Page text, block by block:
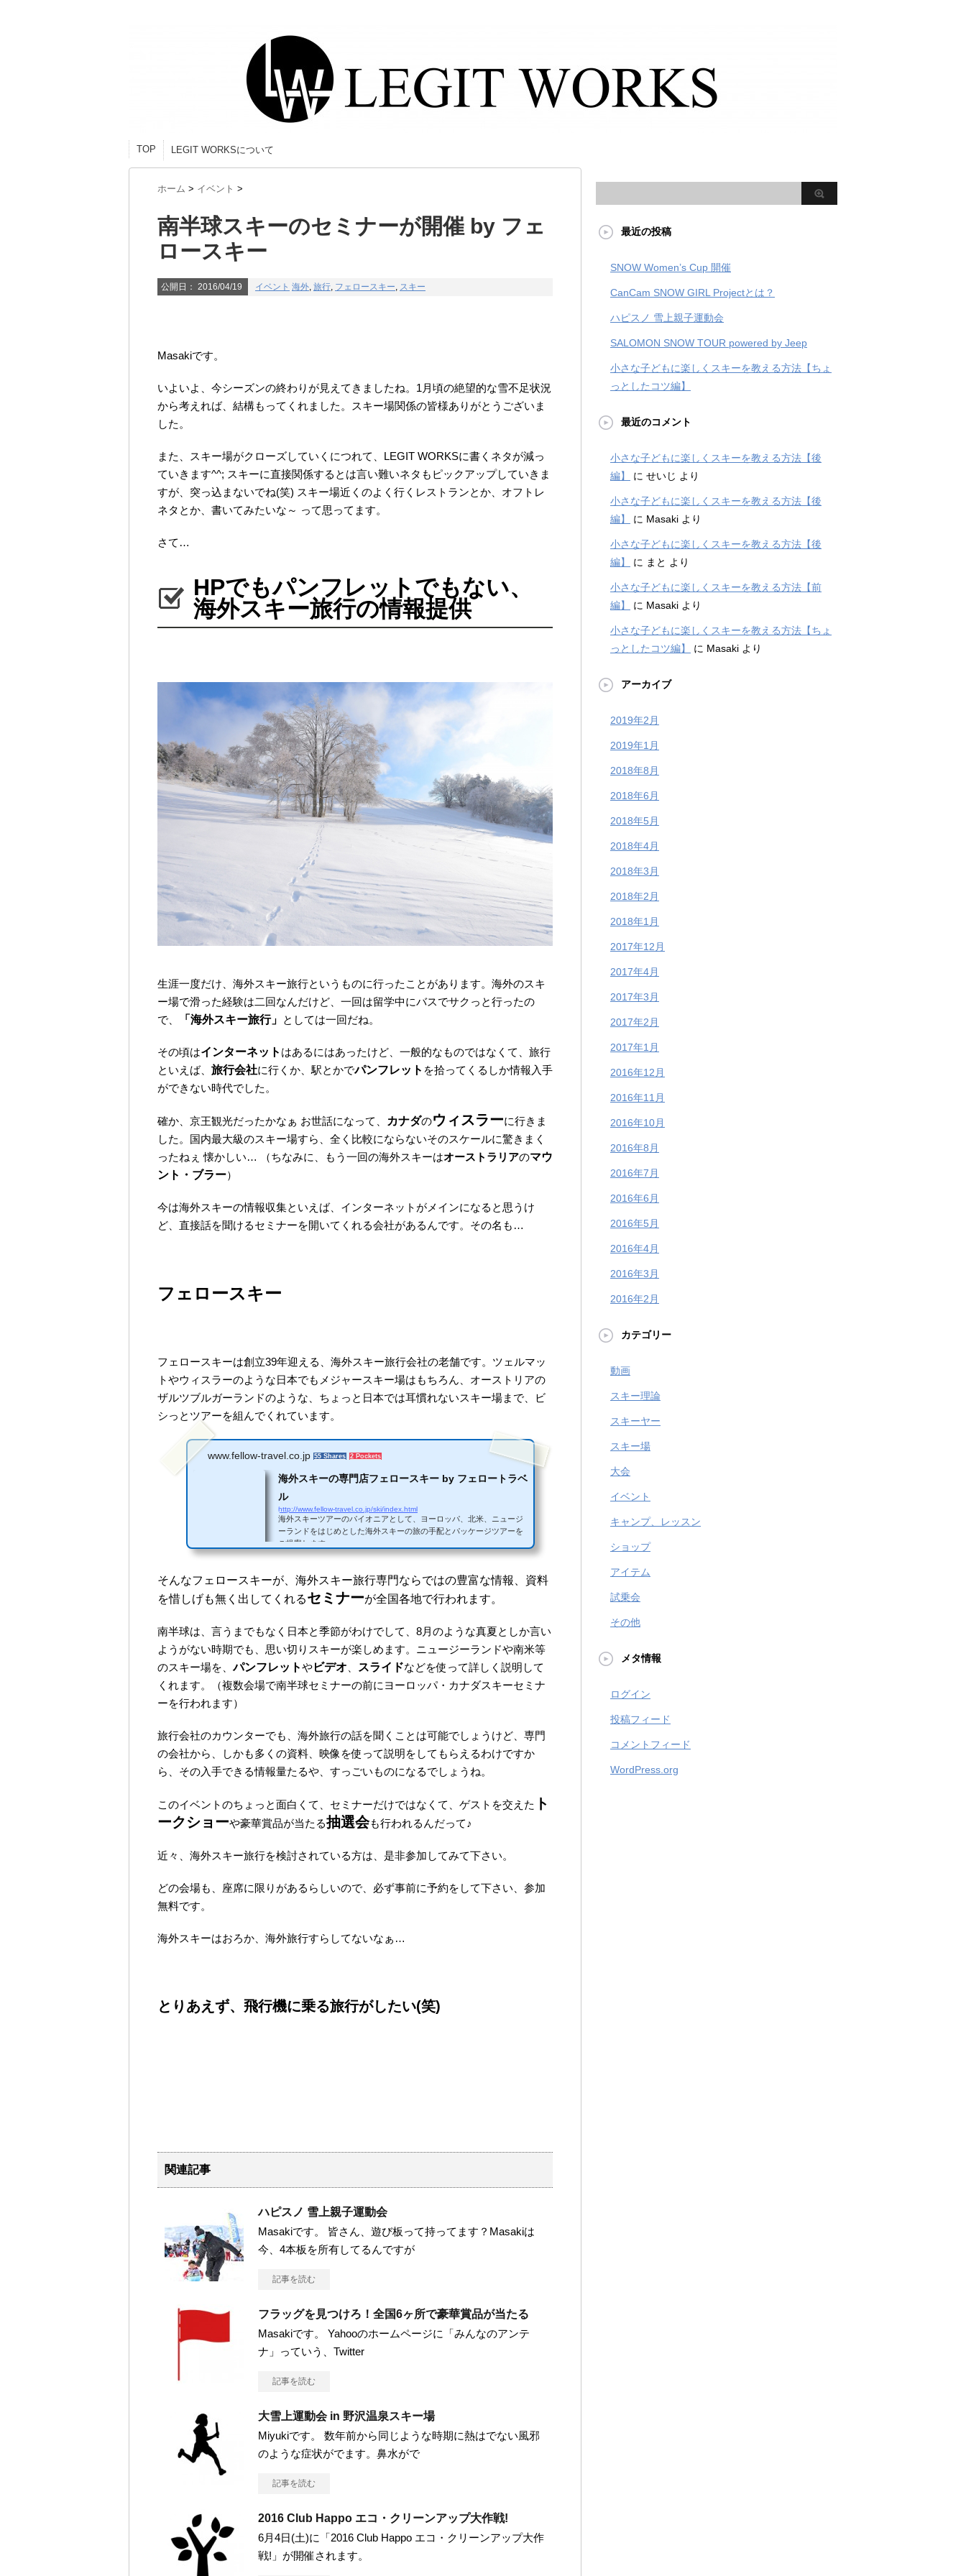
TOP LEGIT WORKSについて
ホーム > イベント >
南半球スキーのセミナーが開催 by フェ
ロースキー
公開日： 2016/04/19 イベント 海外, 旅行, フェロースキー, スキー
Masakiです。
いよいよ、今シーズンの終わりが見えてきましたね。1月頃の絶望的な雪不足状況
から考えれば、結構もってくれました。スキー場関係の皆様ありがとうございま
した。
また、スキー場がクローズしていくにつれて、LEGIT WORKSに書くネタが減っ
ていきます^^; スキーに直接関係するとは言い難いネタもピックアップしていきま
すが、突っ込まないでね(笑) スキー場近くのよく行くレストランとか、オフトレ
ネタとか、書いてみたいな～ って思ってます。
さて…
HPでもパンフレットでもない、
海外スキー旅行の情報提供
生涯一度だけ、海外スキー旅行というものに行ったことがあります。海外のスキ
ー場で滑った経験は二回なんだけど、一回は留学中にバスでサクっと行ったの
で、
「海外スキー旅行」 としては一回だね。
その頃はインターネット はあるにはあったけど、一般的なものではなくて、旅行
といえば、 旅行会社に行くか、駅とかでパンフレット を拾ってくるしか情報入手
ができない時代でした。
確か、京王観光だったかなぁ お世話になって、 カナダのウィスラーに行きま
した。国内最大級のスキー場すら、全く比較にならないそのスケールに驚きまく
ったねぇ 懐かしい… （ちなみに、もう一回の海外スキーはオーストラリアのマウ
ント・ブラー）
今は海外スキーの情報収集といえば、インターネットがメインになると思うけ
ど、直接話を聞けるセミナーを開いてくれる会社があるんです。その名も…
フェロースキー
フェロースキーは創立39年迎える、海外スキー旅行会社の老舗です。ツェルマッ
トやウィスラーのような日本でもメジャースキー場はもちろん、オーストリアの
ザルツブルガーランドのような、ちょっと日本では耳慣れないスキー場まで、ビ
シっとツアーを組んでくれています。
www.fellow-travel.co.jp 55 Shares 2 Pockets
海外スキーの専門店フェロースキー by フェロートラベ
ル
http://www.fellow-travel.co.jp/ski/index.html
海外スキーツアーのパイオニアとして、ヨーロッパ、北米、ニュージ
ーランドをはじめとした海外スキーの旅の手配とパッケージツアーを
ご提案します。
そんなフェロースキーが、海外スキー旅行専門ならではの豊富な情報、資料
を惜しげも無く出してくれるセミナーが全国各地で行われます。
南半球は、言うまでもなく日本と季節がわけでして、8月のような真夏としか言い
ようがない時期でも、思い切りスキーが楽しめます。ニュージーランドや南米等
のスキー場を、パンフレットやビデオ スライドなどを使って詳しく説明して
くれます。（複数会場で南半球セミナーの前にヨーロッパ・カナダスキーセミナ
ーを行われます）
旅行会社のカウンターでも、海外旅行の話を聞くことは可能でしょうけど、専門
の会社から、しかも多くの資料、映像を使って説明をしてもらえるわけですか
ら、その入手できる情報量たるや、すっごいものになるでしょうね。
このイベントのちょっと面白くて、セミナーだけではなくて、ゲストを交えた
ト
ークショーや豪華賞品が当たる抽選会も行われるんだって♪
近々、海外スキー旅行を検討されている方は、是非参加してみて下さい。
どの会場も、座席に限りがあるらしいので、必ず事前に予約をして下さい、参加
無料です。
海外スキーはおろか、海外旅行すらしてないなぁ…
とりあえず、飛行機に乗る旅行がしたい(笑)
関連記事
ハピスノ 雪上親子運動会
Masakiです。 皆さん、遊び板って持ってます？Masakiは
今、4本板を所有してるんですが
記事を読む
フラッグを見つけろ！全国6ヶ所で豪華賞品が当たる
Masakiです。 Yahooのホームページに「みんなのアンテ
ナ」っていう、Twitter
記事を読む
大雪上運動会 in 野沢温泉スキー場
Miyukiです。 数年前から同じような時期に熱はでない風邪
のような症状がでます。鼻水がで
記事を読む
2016 Club Happo エコ・クリーンアップ大作戦!
6月4日(土)に「2016 Club Happo エコ・クリーンアップ大作
戦!」が開催されます。
最近の投稿
SNOW Women’s Cup 開催
CanCam SNOW GIRL Projectとは？
ハピスノ 雪上親子運動会
SALOMON SNOW TOUR powered by Jeep
小さな子どもに楽しくスキーを教える方法【ちょ
っとしたコツ編】
最近のコメント
小さな子どもに楽しくスキーを教える方法【後
編】
に せいじ より
小さな子どもに楽しくスキーを教える方法【後
編】
に Masaki より
小さな子どもに楽しくスキーを教える方法【後
編】
に まと より
小さな子どもに楽しくスキーを教える方法【前
編】
に Masaki より
小さな子どもに楽しくスキーを教える方法【ちょ
っとしたコツ編】
に Masaki より
アーカイブ
2019年2月
2019年1月
2018年8月
2018年6月
2018年5月
2018年4月
2018年3月
2018年2月
2018年1月
2017年12月
2017年4月
2017年3月
2017年2月
2017年1月
2016年12月
2016年11月
2016年10月
2016年8月
2016年7月
2016年6月
2016年5月
2016年4月
2016年3月
2016年2月
カテゴリー
動画
スキー理論
スキーヤー
スキー場
大会
イベント
キャンプ、レッスン
ショップ
アイテム
試乗会
その他
メタ情報
ログイン
投稿フィード
コメントフィード
WordPress.org